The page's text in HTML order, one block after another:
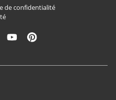
de page
de confidentialité